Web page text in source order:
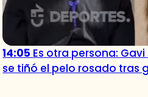
14:05 Es otra persona:
se tiñó el pelo rosado tras